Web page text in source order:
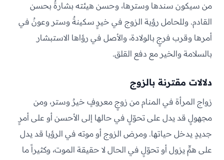
من سيكون سندها وسترها، وحسن هيئته بشارةٌ بحسن
القادم. وللحامل رؤية الزوج في خيرٍ سكينةٌ وستر وعونٌ في
أمرها وقرب فرجٍ بالولادة، والأصل في رؤاها الاستبشار
بالسلامة والخير مع دفع القلق.
دلالات مقترنة بالزوج
زواج المرأة في المنام من زوجٍ معروفٍ خيرٌ وستر، ومن
مجهولٍ قد يدل على تحوّلٍ في حالها إلى الأحسن أو على أمرٍ
جديدٍ يدخل حياتها. ومرض الزوج أو موته في الرؤيا قد يدل
على همٍّ يزول أو تحوّلٍ في الحال لا حقيقة الموت، وكثيراً ما